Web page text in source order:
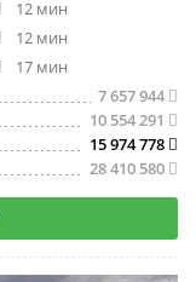
12 мин
12 мин
17 мин
7 657 944
10 554 291
15 974 778
28 410 580